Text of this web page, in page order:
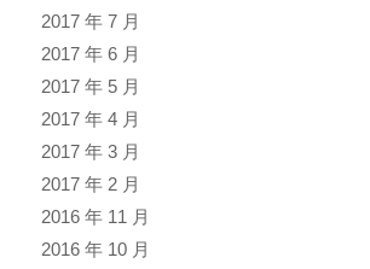
2017 年 7 月
2017 年 6 月
2017 年 5 月
2017 年 4 月
2017 年 3 月
2017 年 2 月
2016 年 11 月
2016 年 10 月